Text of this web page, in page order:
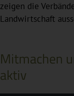
zeigen die
Landwirtschaft
Mitmachen
aktiv